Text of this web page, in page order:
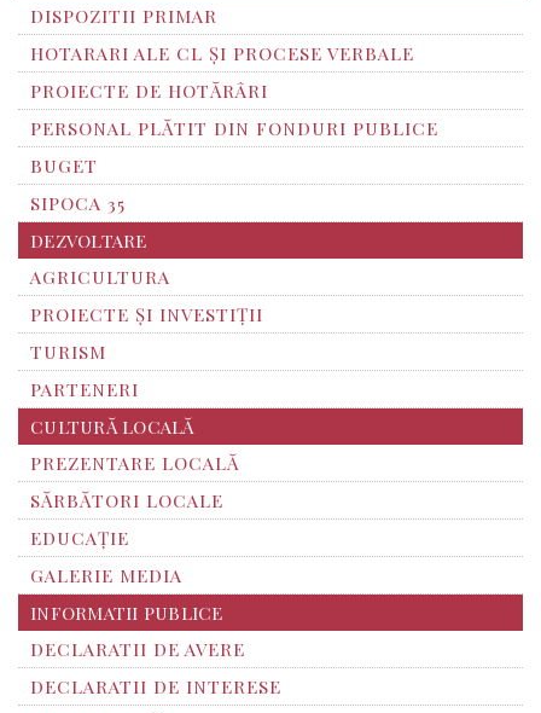
DISPOZITII PRIMAR
HOTARARI ALE CL ȘI PROCESE VERBALE
PROIECTE DE HOTĂRÂRI
PERSONAL PLĂTIT DIN FONDURI PUBLICE
BUGET
SIPOCA 35
DEZVOLTARE
AGRICULTURA
PROIECTE ȘI INVESTIȚII
TURISM
PARTENERI
CULTURĂ LOCALĂ
PREZENTARE LOCALĂ
SĂRBĂTORI LOCALE
EDUCAȚIE
GALERIE MEDIA
INFORMATII PUBLICE
DECLARATII DE AVERE
DECLARATII DE INTERESE